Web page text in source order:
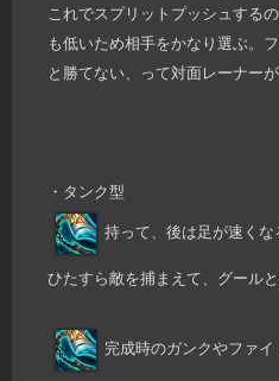
これでスプリットプッシュする
も低いため相手をかなり選ぶ。
と勝てない、って対面レーナー
・タンク型
持って、後は足が速くな
ひたすら敵を捕まえて、グール
完成時のガンクやファ